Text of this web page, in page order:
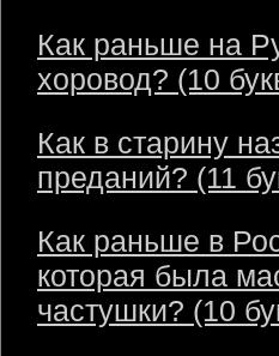
Как раньше на
хоровод? (10
Как в старину
преданий? (11
Как раньше в
которая была
частушки? (10